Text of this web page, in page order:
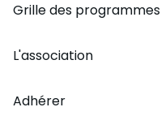
Grille des programmes
L'association
Adhérer